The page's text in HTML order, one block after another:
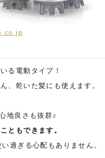
る電動タイプ！
、乾いた髪にも使えます。
地良さも抜群♪
ともできます。
過ぎる心配もありません。